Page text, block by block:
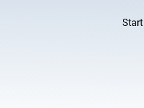
Start